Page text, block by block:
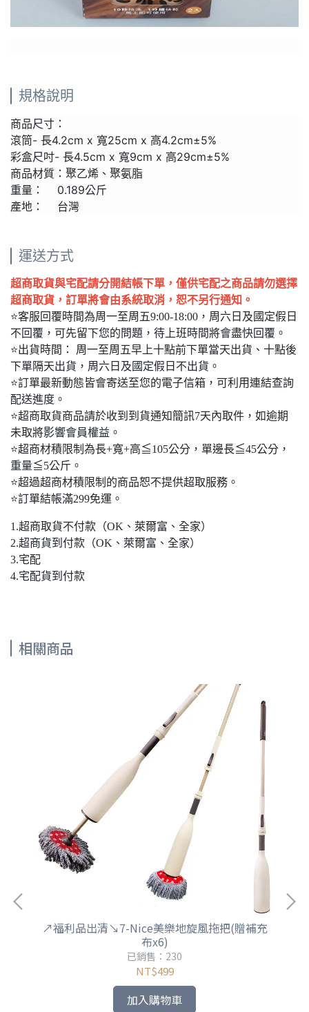
規格說明
商品尺寸：
滾筒- 長4.2cm x 寬25cm x 高4.2cm±5%
彩盒尺吋- 長4.5cm x 寬9cm x 高29cm±5%
商品材質：聚乙烯、聚氨脂
重量： 0.189公斤
產地： 台灣
運送方式
超商取貨與宅配請分開結帳下單，僅供宅配之商品請勿選擇
超商取貨，訂單將會由系統取消，恕不另行通知。
⭐客服回覆時間為周一至周五9:00-18:00，周六日及國定假日
不回覆，可先留下您的問題，待上班時間將會盡快回覆。
⭐出貨時間： 周一至周五早上十點前下單當天出貨、十點後
下單隔天出貨，周六日及國定假日不出貨。
⭐訂單最新動態皆會寄送至您的電子信箱，可利用連結查詢
配送進度。
⭐超商取貨商品請於收到到貨通知簡訊7天內取件，如逾期
未取將影響會員權益。
⭐超商材積限制為長+寬+高≦105公分，單邊長≦45公分，
重量≦5公斤。
⭐超過超商材積限制的商品恕不提供超取服務。
⭐訂單結帳滿299免運。
1.超商取貨不付款（OK、萊爾富、全家）
2.超商貨到付款（OK、萊爾富、全家）
3.宅配
4.宅配貨到付款
相關商品
↗福利品出清↘7-Nice美樂地旋風拖把(贈補充
布x6)
已銷售：230
NT$499
加入購物車